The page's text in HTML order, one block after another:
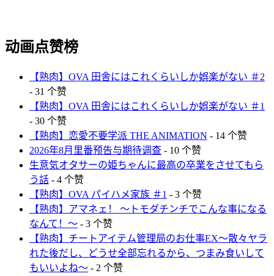
动画点赞榜
【熟肉】OVA 田舎にはこれくらいしか娯楽がない ＃2
- 31 个赞
【熟肉】OVA 田舎にはこれくらいしか娯楽がない ＃1
- 30 个赞
【熟肉】恋愛不要学派 THE ANIMATION - 14 个赞
2026年8月里番预告与期待调查 - 10 个赞
生意気オタサーの姫ちゃんに最高の卒業をさせてもら
う話 - 4 个赞
【熟肉】OVA パイハメ家族 ＃1 - 3 个赞
【熟肉】アマネェ！ ～トモダチンチでこんな事になる
なんて！～ - 3 个赞
【熟肉】チートアイテム管理局のお仕事EX〜散々ヤラ
れた後だし、どうせ全部忘れるから、つまみ食いして
もいいよね〜 - 2 个赞